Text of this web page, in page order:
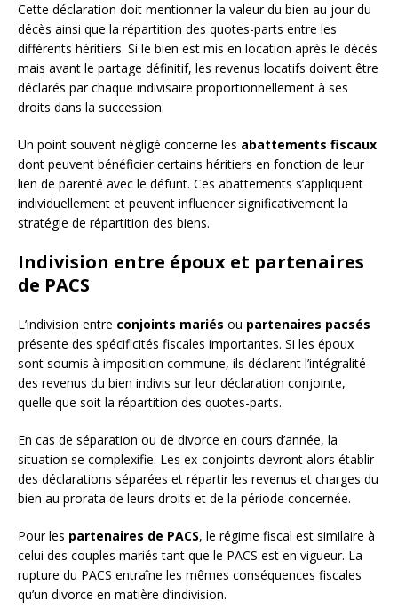
Cette déclaration doit mentionner la valeur du bien au jour du
décès ainsi que la répartition des quotes-parts entre les
différents héritiers. Si le bien est mis en location après le décès
mais avant le partage définitif, les revenus locatifs doivent être
déclarés par chaque indivisaire proportionnellement à ses
droits dans la succession.
Un point souvent négligé concerne les abattements fiscaux
dont peuvent bénéficier certains héritiers en fonction de leur
lien de parenté avec le défunt. Ces abattements s’appliquent
individuellement et peuvent influencer significativement la
stratégie de répartition des biens.
Indivision entre époux et partenaires
de PACS
L’indivision entre conjoints mariés ou partenaires pacsés
présente des spécificités fiscales importantes. Si les époux
sont soumis à imposition commune, ils déclarent l’intégralité
des revenus du bien indivis sur leur déclaration conjointe,
quelle que soit la répartition des quotes-parts.
En cas de séparation ou de divorce en cours d’année, la
situation se complexifie. Les ex-conjoints devront alors établir
des déclarations séparées et répartir les revenus et charges du
bien au prorata de leurs droits et de la période concernée.
Pour les partenaires de PACS, le régime fiscal est similaire à
celui des couples mariés tant que le PACS est en vigueur. La
rupture du PACS entraîne les mêmes conséquences fiscales
qu’un divorce en matière d’indivision.